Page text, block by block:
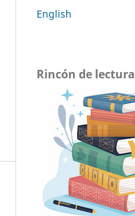
English
Rincón de lectura